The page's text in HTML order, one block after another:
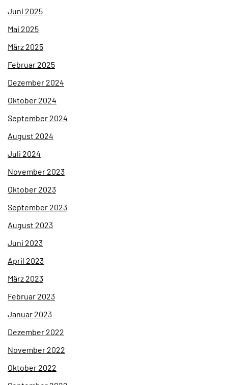
Juni 2025
Mai 2025
März 2025
Februar 2025
Dezember 2024
Oktober 2024
September 2024
August 2024
Juli 2024
November 2023
Oktober 2023
September 2023
August 2023
Juni 2023
April 2023
März 2023
Februar 2023
Januar 2023
Dezember 2022
November 2022
Oktober 2022